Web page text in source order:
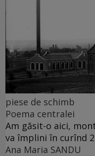
piese de schimb
Poema centralei
Am găsit-o aici,
va împlini în curînd
Ana Maria SANDU